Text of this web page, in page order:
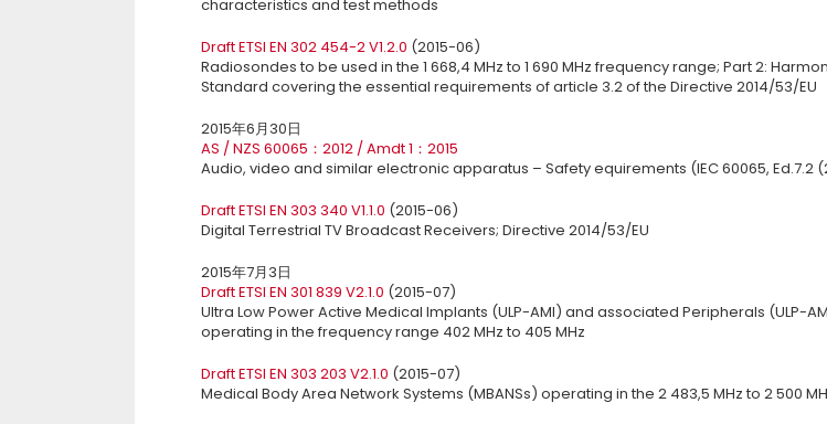
characteristics and test methods
Draft ETSI EN 302 454-2 V1.2.0 (2015-06)
Radiosondes to be used in the 1 668,4 MHz to 1 690 MHz frequency range; Part 2:
Standard covering the essential requirements of article 3.2 of the Directive 2014/53/EU
2015年6月30日
AS / NZS 60065：2012 / Amdt 1：2015
Audio, video and similar electronic apparatus – Safety equirements (IEC 60065, Ed.7.2
Draft ETSI EN 303 340 V1.1.0 (2015-06)
Digital Terrestrial TV Broadcast Receivers; Directive 2014/53/EU
2015年7月3日
Draft ETSI EN 301 839 V2.1.0 (2015-07)
Ultra Low Power Active Medical Implants (ULP-AMI) and associated Peripherals (ULP-
operating in the frequency range 402 MHz to 405 MHz
Draft ETSI EN 303 203 V2.1.0 (2015-07)
Medical Body Area Network Systems (MBANSs) operating in the 2 483,5 MHz to 2 500